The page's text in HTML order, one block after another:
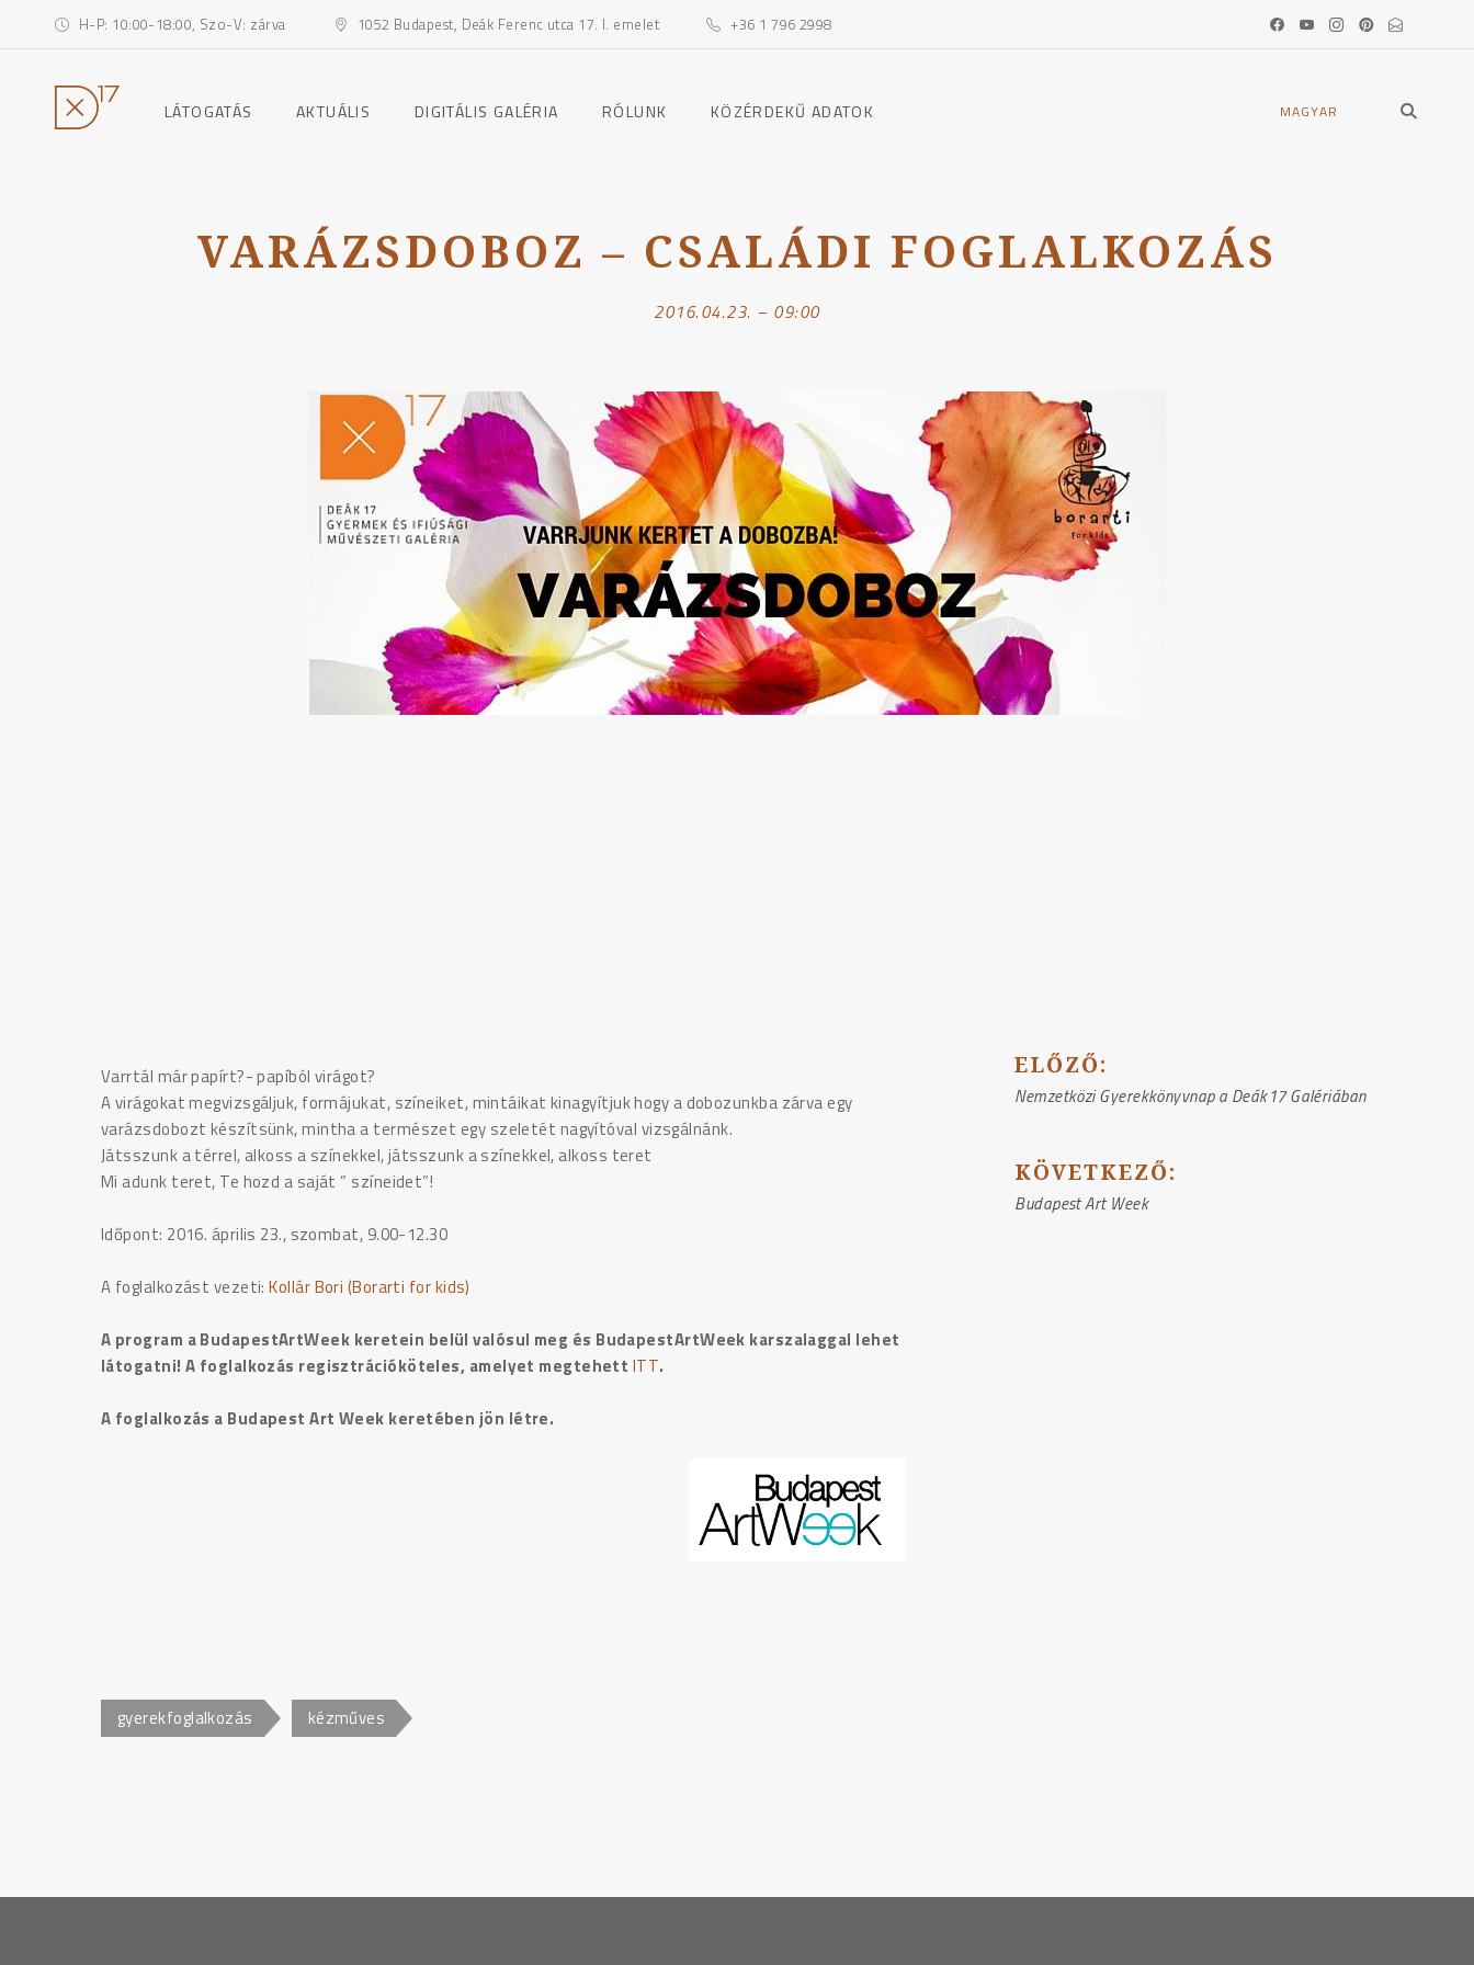
H-P: 10:00-18:00, Szo-V: zárva 1052 Budapest, Deák Ferenc utca 17. I. emelet +36 1 796 2998
LÁTOGATÁS toggleAKTUÁLIS toggleDIGITÁLIS GALÉRIA toggleRÓLUNK toggleKÖZÉRDEKŰ ADATOK MAGYAR
open
VARÁZSDOBOZ – CSALÁDI FOGLALKOZÁS
2016.04.23. – 09:00
Varrtál már papírt?- papíból virágot?
A virágokat megvizsgáljuk, formájukat, színeiket, mintáikat kinagyítjuk hogy a dobozunkba zárva egy
varázsdobozt készítsünk, mintha a természet egy szeletét nagyítóval vizsgálnánk.
Játsszunk a térrel, alkoss a színekkel, játsszunk a színekkel, alkoss teret
Mi adunk teret, Te hozd a saját ” színeidet”!
Időpont: 2016. április 23., szombat, 9.00-12.30
A foglalkozást vezeti:Kollár Bori (Borarti for kids)
A program a BudapestArtWeek keretein belül valósul meg és BudapestArtWeek karszalaggal lehet
látogatni! A foglalkozás regisztrációköteles, amelyet megtehett ITT.
A foglalkozás a Budapest Art Week keretében jön létre.
BEJEGYZÉS
NAVIGÁCIÓ
ELŐZŐ:
Nemzetközi Gyerekkönyvnap a Deák17 Galériában
KÖVETKEZŐ:
Budapest Art Week
gyerekfoglalkozás kézműves